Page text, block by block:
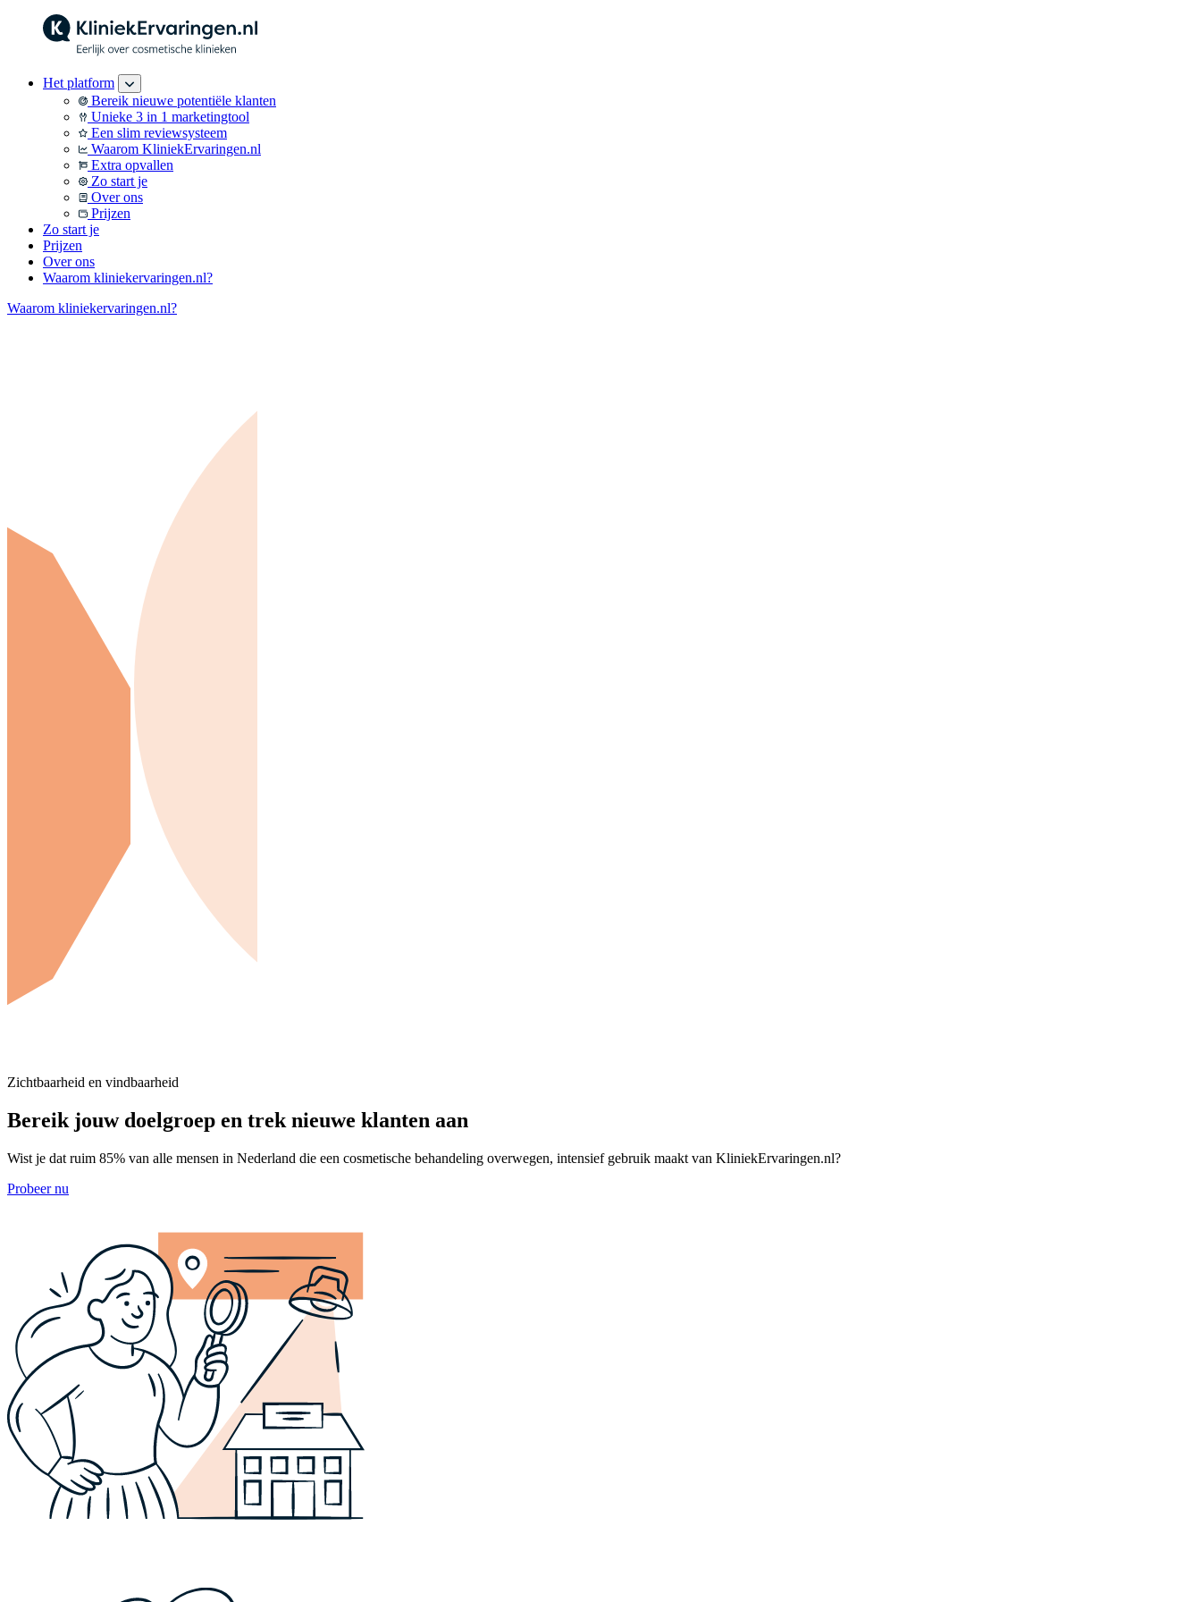
Het platform
Bereik nieuwe potentiële klanten
Unieke 3 in 1 marketingtool
Een slim reviewsysteem
Waarom KliniekErvaringen.nl
Extra opvallen
Zo start je
Over ons
Prijzen
Zo start je
Prijzen
Over ons
Waarom kliniekervaringen.nl?
Waarom kliniekervaringen.nl?
Zichtbaarheid en vindbaarheid
Bereik jouw doelgroep en trek nieuwe klanten aan
Wist je dat ruim 85% van alle mensen in Nederland die een cosmetische behandeling overwegen, intensief gebruik maakt van KliniekErvaringen.nl?
Probeer nu